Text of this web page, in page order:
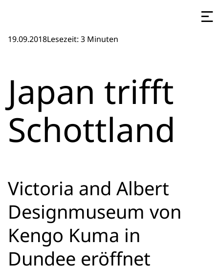
19.09.2018Lesezeit: 3 Minuten
Japan trifft
Schottland
Victoria and Albert
Designmuseum von
Kengo Kuma in
Dundee eröffnet